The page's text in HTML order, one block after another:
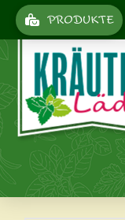
PRODUKTE